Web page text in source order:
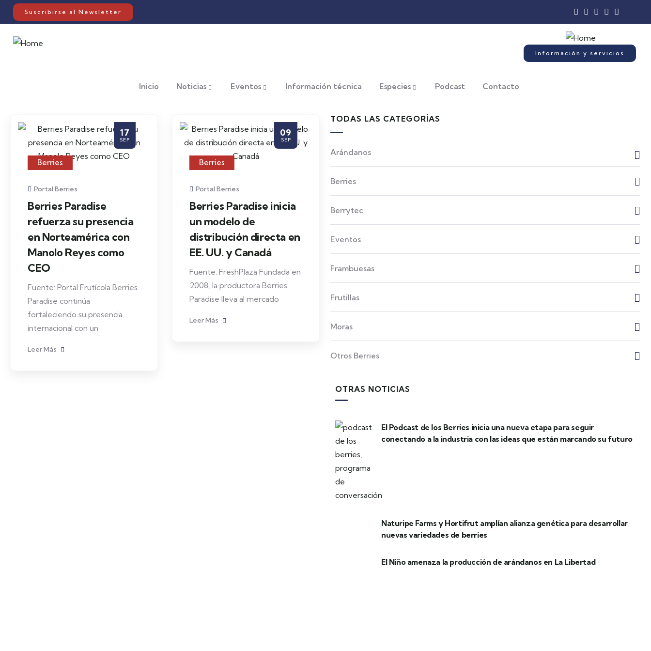
Suscribirse al Newsletter
Información y servicios
Inicio Noticias Eventos Información técnica Especies Podcast Contacto
17
SEP
Berries
Portal Berries
Berries Paradise
refuerza su presencia
en Norteamérica con
Manolo Reyes como
CEO
Fuente: Portal Frutícola Berries
Paradise continúa
fortaleciendo su presencia
internacional con un
Leer Más
09
SEP
Berries
Portal Berries
Berries Paradise inicia
un modelo de
distribución directa en
EE. UU. y Canadá
Fuente: FreshPlaza Fundada en
2008, la productora Berries
Paradise lleva al mercado
Leer Más
TODAS LAS CATEGORÍAS
Arándanos
Berries
Berrytec
Eventos
Frambuesas
Frutillas
Moras
Otros Berries
OTRAS NOTICIAS
El Podcast de los Berries inicia una nueva etapa para seguir
conectando a la industria con las ideas que están marcando su futuro
Naturipe Farms y Hortifrut amplían alianza genética para desarrollar
nuevas variedades de berries
El Niño amenaza la producción de arándanos en La Libertad